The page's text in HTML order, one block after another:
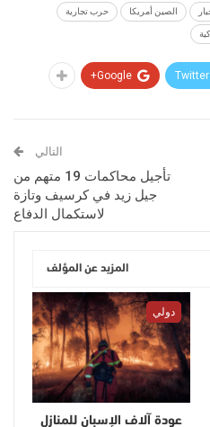
الصين أمريكا حرب تجارية
Twitter
Google+
التالي
تأجيل محاكمات 19 متهم من
جيل زيد في كرسيف وتازة
لاستكمال الدفاع
المزيد عن المؤلف
دولي
عودة آلاف الإسبان للمنازل